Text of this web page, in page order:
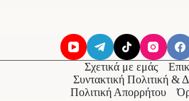
Σχετικά με εμάς
Συντακτική Πολιτική &
Πολιτική Απορρήτου